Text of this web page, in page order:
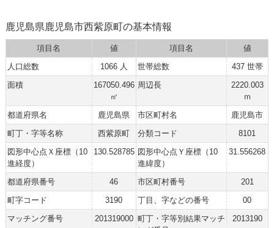
鹿児島県鹿児島市西紫原町の基本情報
項目名 値 項目名
値
人口総数
1066 人 世帯総数
437 世帯
面積
167050.496
㎡
周辺長
2220.003
ｍ
都道府県名
鹿児島県 市区町村名
鹿児島市
町丁・字等名称
西紫原町 分類コード
8101
図形中心点Ｘ座標（10
進経度）
130.528785 図形中心点Ｙ座標（10
進緯度）
31.556268
都道府県番号 46 市区町村番号
201
町字コード
3190 丁目、字などの番号
00
マッチング番号
201319000 町丁・字等別結果マッチ
2013190